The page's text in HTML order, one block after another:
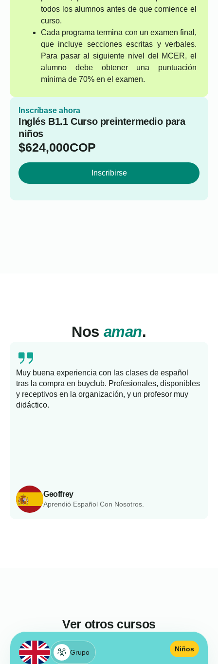
todos los alumnos antes de que comience el
curso.
Cada programa termina con un examen final,
que incluye secciones escritas y verbales.
Para pasar al siguiente nivel del MCER, el
alumno debe obtener una puntuación
mínima de 70% en el examen.
Inscríbase ahora
Inglés B1.1 Curso preintermedio para
niños
$624,000COP
Inscribirse
Nos aman.
Geoffrey
Aprendió Español Con Nosotros.
Muy buena experiencia con las clases de español
tras la compra en buyclub. Profesionales, disponibles
y receptivos en la organización, y un profesor muy
didáctico.
Ver otros cursos
Grupo Niños